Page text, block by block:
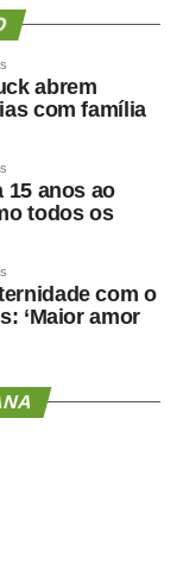
abrem
com família
15 anos ao
todos os
com o
‘Maior amor